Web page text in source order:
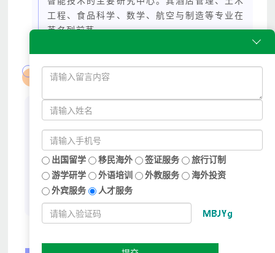
工程、食品科学、数学、航空与制造等专业在
英名列前茅。
课程特色
★ 英国顶尖学府·欧洲的小卫星、移动通信和人
★ 走进英国课堂·本地学术课程深度体验
★ 全浸入式国际小班学习·最个性化的学习指导
★ 培养国际视野·多角度规划自己人生
★ 独立处事能力培养·领袖气质养成·提升自我价

出国留学 移民海外 签证服务
旅行订制
游学研学
外语培训 外教服务
海外投资
外宾服务
人才服务